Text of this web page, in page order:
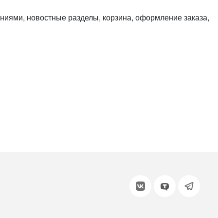
новостные разделы, корзина, оформление заказа,